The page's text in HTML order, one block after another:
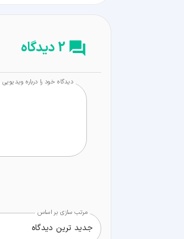
2 دیدگاه
دیدگاه خود را درباره ویدیویی از 40 مسجد زیبای جهان
مرتب سازی بر اساس
جدید ترین دیدگاه